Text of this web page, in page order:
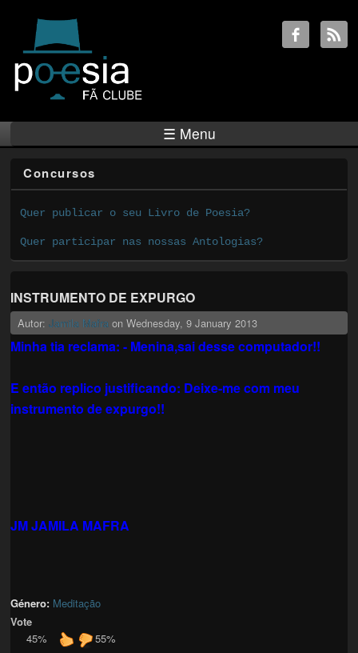
☰ Menu
Concursos
Quer publicar o seu Livro de Poesia?
Quer participar nas nossas Antologias?
INSTRUMENTO DE EXPURGO
Autor:Jamila Mafra onWednesday, 9 January 2013
Minha tia reclama: - Menina,sai desse computador!!
E então replico justificando: Deixe-me com meu
instrumento de expurgo!!
JM JAMILA MAFRA
Género: Meditação
Vote
45%
55%